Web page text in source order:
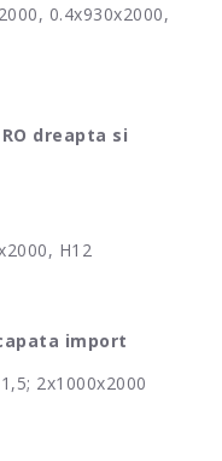
0.4x930x2000,
dreapta si
H12
import
2x1000x2000